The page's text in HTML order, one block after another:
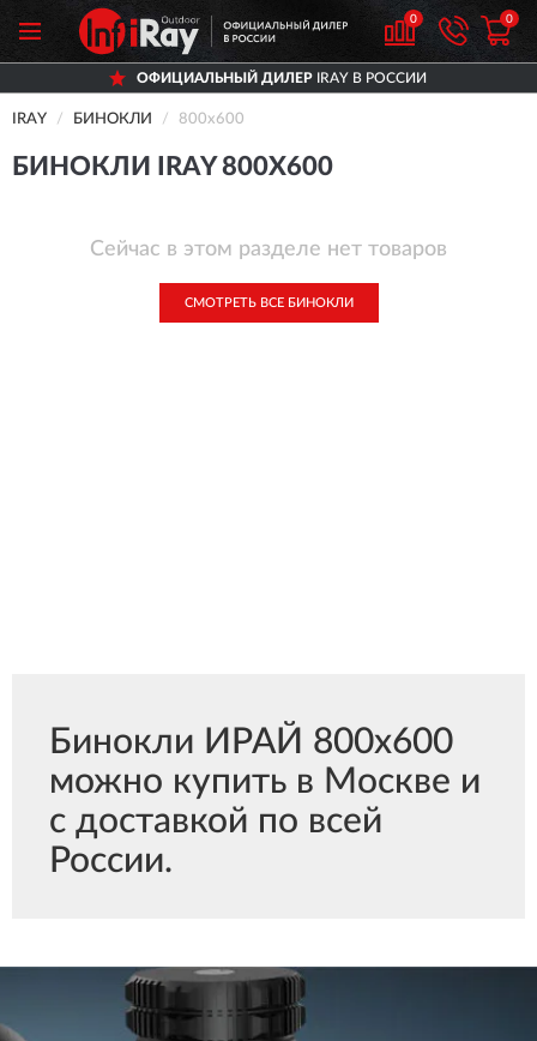
0 0
ОФИЦИАЛЬНЫЙ ДИЛЕРIRAY В РОССИИ
IRAY БИНОКЛИ 800x600
БИНОКЛИ IRAY 800X600
Сейчас в этом разделе нет товаров
СМОТРЕТЬ ВСЕ БИНОКЛИ
Бинокли ИРАЙ 800x600
можно купить в Москве и
с доставкой по всей
России.